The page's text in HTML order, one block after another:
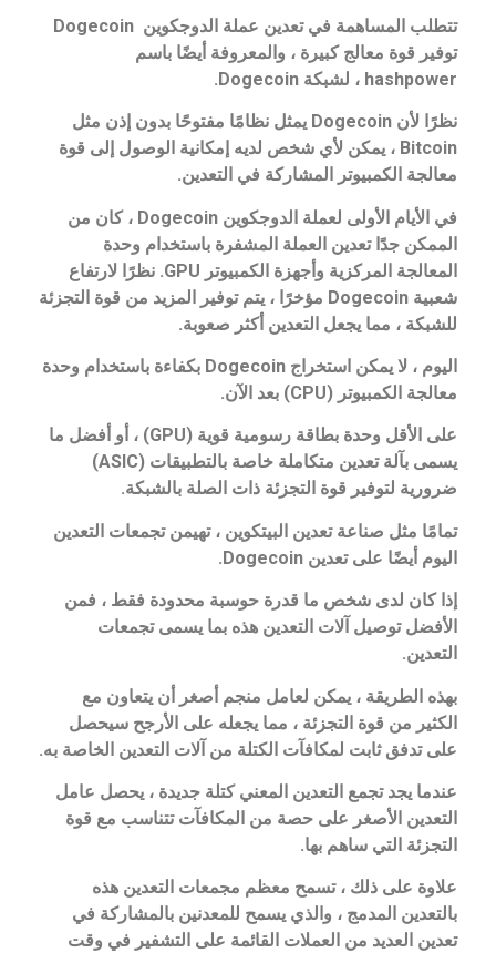
تتطلب المساهمة في تعدين عملة الدوجكوين Dogecoin
توفير قوة معالج كبيرة ، والمعروفة أيضًا باسم
hashpower ، لشبكة Dogecoin.
نظرًا لأن Dogecoin يمثل نظامًا مفتوحًا بدون إذن مثل
Bitcoin ، يمكن لأي شخص لديه إمكانية الوصول إلى قوة
معالجة الكمبيوتر المشاركة في التعدين.
في الأيام الأولى لعملة الدوجكوين Dogecoin ، كان من
الممكن جدًا تعدين العملة المشفرة باستخدام وحدة
المعالجة المركزية وأجهزة الكمبيوتر GPU. نظرًا لارتفاع
شعبية Dogecoin مؤخرًا ، يتم توفير المزيد من قوة التجزئة
للشبكة ، مما يجعل التعدين أكثر صعوبة.
اليوم ، لا يمكن استخراج Dogecoin بكفاءة باستخدام وحدة
معالجة الكمبيوتر (CPU) بعد الآن.
على الأقل وحدة بطاقة رسومية قوية (GPU) ، أو أفضل ما
يسمى بآلة تعدين متكاملة خاصة بالتطبيقات (ASIC)
ضرورية لتوفير قوة التجزئة ذات الصلة بالشبكة.
تمامًا مثل صناعة تعدين البيتكوين ، تهيمن تجمعات التعدين
اليوم أيضًا على تعدين Dogecoin.
إذا كان لدى شخص ما قدرة حوسبة محدودة فقط ، فمن
الأفضل توصيل آلات التعدين هذه بما يسمى تجمعات
التعدين.
بهذه الطريقة ، يمكن لعامل منجم أصغر أن يتعاون مع
الكثير من قوة التجزئة ، مما يجعله على الأرجح سيحصل
على تدفق ثابت لمكافآت الكتلة من آلات التعدين الخاصة به.
عندما يجد تجمع التعدين المعني كتلة جديدة ، يحصل عامل
التعدين الأصغر على حصة من المكافآت تتناسب مع قوة
التجزئة التي ساهم بها.
علاوة على ذلك ، تسمح معظم مجمعات التعدين هذه
بالتعدين المدمج ، والذي يسمح للمعدنين بالمشاركة في
تعدين العديد من العملات القائمة على التشفير في وقت